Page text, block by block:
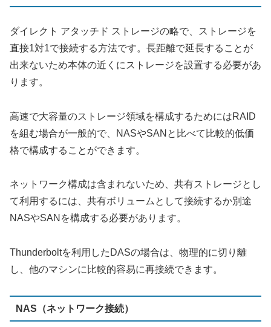
ダイレクト アタッチド ストレージの略で、ストレージを
直接1対1で接続する方法です。長距離で延長することが
出来ないため本体の近くにストレージを設置する必要があ
ります。
高速で大容量のストレージ領域を構成するためにはRAID
を組む場合が一般的で、NASやSANと比べて比較的低価
格で構成することができます。
ネットワーク構成は含まれないため、共有ストレージとし
て利用するには、共有ボリュームとして接続するか別途
NASやSANを構成する必要があります。
Thunderboltを利用したDASの場合は、物理的に切り離
し、他のマシンに比較的容易に再接続できます。
NAS（ネットワーク接続）